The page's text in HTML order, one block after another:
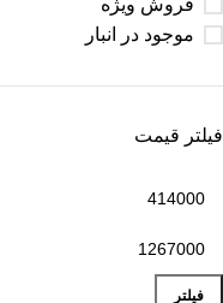
فروش ویژه
موجود در انبار
فیلتر قیمت
فیلتر